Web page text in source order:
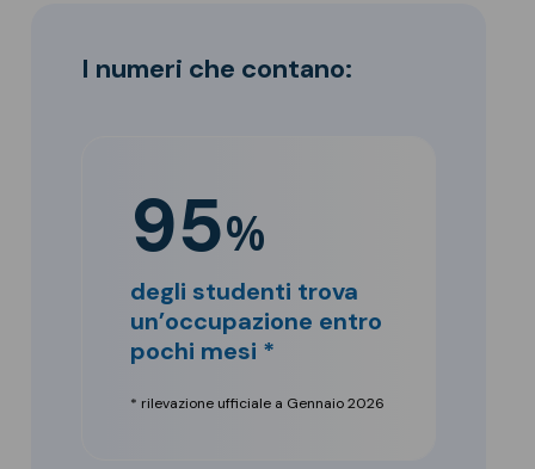
I numeri che contano:
95%
degli studenti trova
un’occupazione entro
pochi mesi *
* rilevazione ufficiale a Gennaio 2026